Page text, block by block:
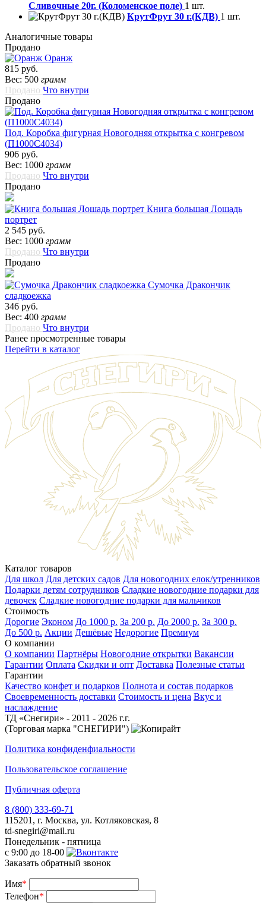
Сливочные 20г. (Коломенское поле) 1 шт.
КрутФрут 30 г.(КДВ) 1 шт.
Аналогичные товары
Продано
Оранж
815 руб.
Вес: 500 грамм
Продано Что внутри
Продано
Под. Коробка фигурная Новогодняя открытка с конгревом
(П1000С4034)
906 руб.
Вес: 1000 грамм
Продано Что внутри
Продано
Книга большая Лошадь
портрет
2 545 руб.
Вес: 1000 грамм
Продано Что внутри
Продано
Сумочка Дракончик
сладкоежка
346 руб.
Вес: 400 грамм
Продано Что внутри
Ранее просмотренные товары
Перейти в каталог
Каталог товаров
Для школ Для детских садов Для новогодних елок/утренников
Подарки детям сотрудников Сладкие новогодние подарки для
девочек Сладкие новогодние подарки для мальчиков
Стоимость
Дорогие Эконом До 1000 р. За 200 р. До 2000 р. За 300 р.
До 500 р. Акции Дешёвые Недорогие Премиум
О компании
О компании Партнёры Новогодние открытки Вакансии
Гарантии Оплата Скидки и опт Доставка Полезные статьи
Гарантии
Качество конфет и подарков Полнота и состав подарков
Своевременность доставки Стоимость и цена Вкус и
наслаждение
ТД «Снегири» - 2011 - 2026 г.г.
(Торговая марка "СНЕГИРИ")
Политика конфиденфиальности
Пользовательское соглашение
Публичная оферта
8 (800) 333-69-71
115201, г. Москва, ул. Котляковская, 8
td-snegiri@mail.ru
Понедельник - пятница
с 9:00 до 18-00
Заказать обратный звонок
Имя*
Телефон*